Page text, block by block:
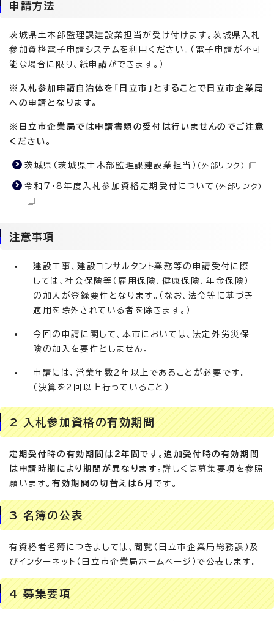
申請方法
茨城県土木部監理課建設業担当が受け付けます。茨城県入札
参加資格電子申請システムを利用ください。（電子申請が不可
能な場合に限り、紙申請ができます。）
※入札参加申請自治体を「日立市」とすることで日立市企業局
への申請となります。
※日立市企業局では申請書類の受付は行いませんのでご注意
ください。
茨城県（茨城県土木部監理課建設業担当） （外部リンク）
令和7・8年度入札参加資格定期受付について （外部リンク）
注意事項
建設工事、建設コンサルタント業務等の申請受付に際
しては、社会保険等（雇用保険、健康保険、年金保険）
の加入が登録要件となります。（なお、法令等に基づき
適用を除外されている者を除きます。）
今回の申請に関して、本市においては、法定外労災保
険の加入を要件としません。
申請には、営業年数2年以上であることが必要です。
（決算を2回以上行っていること）
2 入札参加資格の有効期間
定期受付時の有効期間は2年間です。追加受付時の有効期間
は申請時期により期間が異なります。詳しくは募集要項を参照
願います。 有効期間の切替えは6月 です。
3 名簿の公表
有資格者名簿につきましては、閲覧（日立市企業局総務課）及
びインターネット（日立市企業局ホームページ）で公表します。
4 募集要項